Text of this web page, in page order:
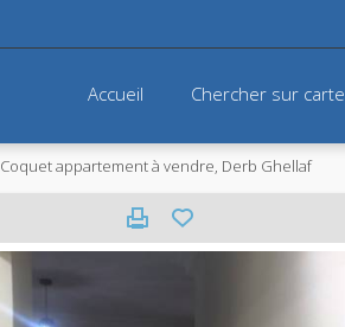
Accueil Chercher sur carte
Coquet appartement à vendre, Derb Ghellaf